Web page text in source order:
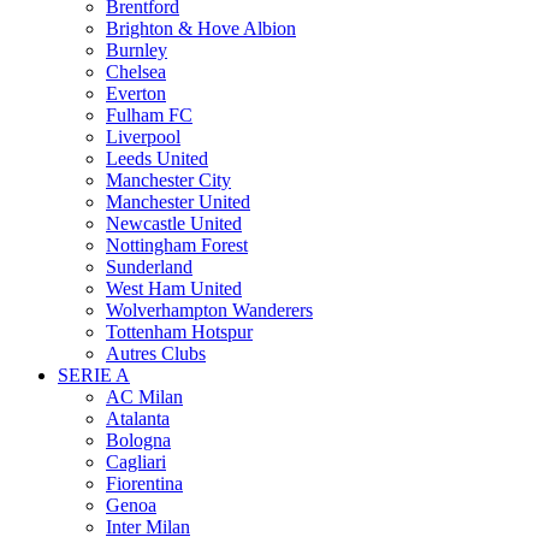
Brentford
Brighton & Hove Albion
Burnley
Chelsea
Everton
Fulham FC
Liverpool
Leeds United
Manchester City
Manchester United
Newcastle United
Nottingham Forest
Sunderland
West Ham United
Wolverhampton Wanderers
Tottenham Hotspur
Autres Clubs
SERIE A
AC Milan
Atalanta
Bologna
Cagliari
Fiorentina
Genoa
Inter Milan